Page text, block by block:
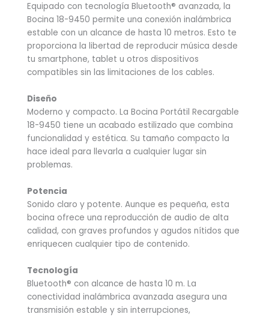
Equipado con tecnología Bluetooth® avanzada, la
Bocina 18-9450 permite una conexión inalámbrica
estable con un alcance de hasta 10 metros. Esto te
proporciona la libertad de reproducir música desde
tu smartphone, tablet u otros dispositivos
compatibles sin las limitaciones de los cables.
Diseño
Moderno y compacto. La Bocina Portátil Recargable
18-9450 tiene un acabado estilizado que combina
funcionalidad y estética. Su tamaño compacto la
hace ideal para llevarla a cualquier lugar sin
problemas.
Potencia
Sonido claro y potente. Aunque es pequeña, esta
bocina ofrece una reproducción de audio de alta
calidad, con graves profundos y agudos nítidos que
enriquecen cualquier tipo de contenido.
Tecnología
Bluetooth® con alcance de hasta 10 m. La
conectividad inalámbrica avanzada asegura una
transmisión estable y sin interrupciones,